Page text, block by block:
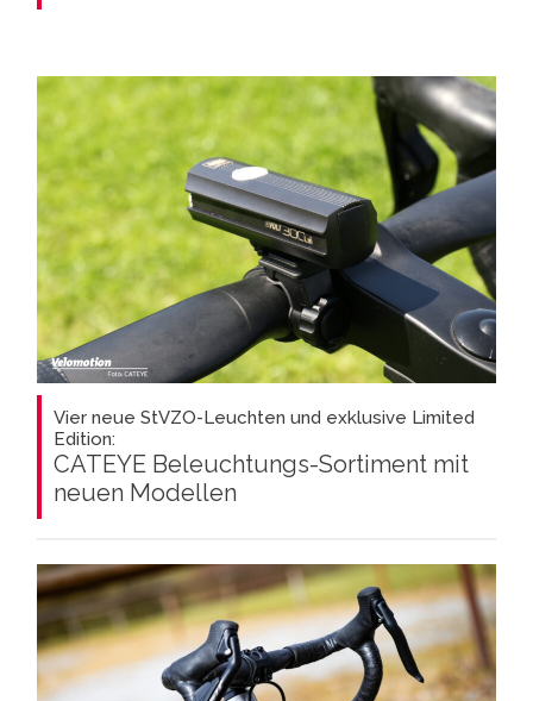
Vier neue StVZO-Leuchten und exklusive Limited
Edition:
CATEYE Beleuchtungs-Sortiment mit
neuen Modellen